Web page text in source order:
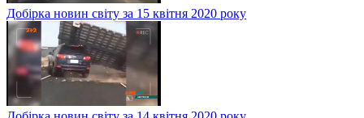
Добірка новин світу за 15 квітня 2020 року